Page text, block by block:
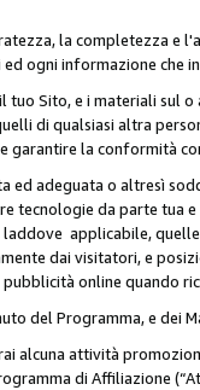
la completezza
ogni informazione che
Sito, e i materiali sul
di qualsiasi altra
garantire la conformità
ed adeguata o altresì
tecnologie da parte tua
applicabile,
dai visitatori, e
online quando
del Programma, e dei
alcuna attività
di Affiliazione